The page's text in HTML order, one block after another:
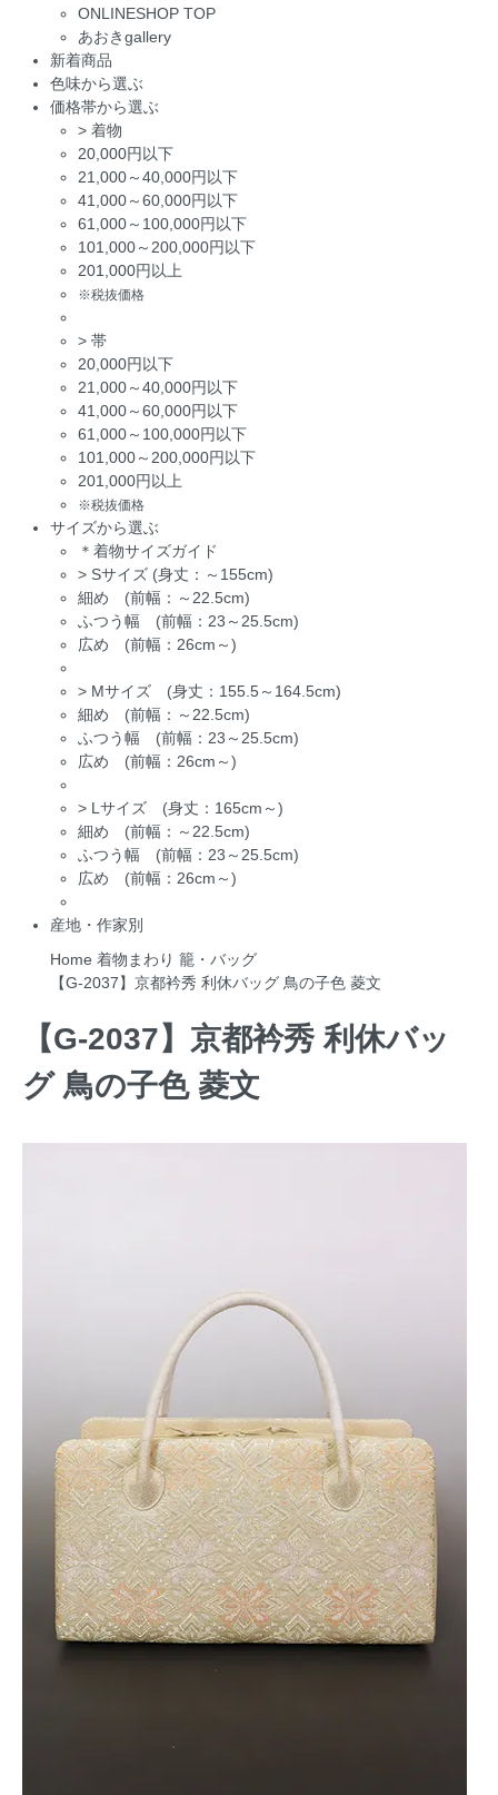
ONLINESHOP TOP
あおきgallery
新着商品
色味から選ぶ
価格帯から選ぶ
> 着物
20,000円以下
21,000～40,000円以下
41,000～60,000円以下
61,000～100,000円以下
101,000～200,000円以下
201,000円以上
※税抜価格
> 帯
20,000円以下
21,000～40,000円以下
41,000～60,000円以下
61,000～100,000円以下
101,000～200,000円以下
201,000円以上
※税抜価格
サイズから選ぶ
＊着物サイズガイド
> Sサイズ (身丈：～155cm)
細め (前幅：～22.5cm)
ふつう幅 (前幅：23～25.5cm)
広め (前幅：26cm～)
> Mサイズ (身丈：155.5～164.5cm)
細め (前幅：～22.5cm)
ふつう幅 (前幅：23～25.5cm)
広め (前幅：26cm～)
> Lサイズ (身丈：165cm～)
細め (前幅：～22.5cm)
ふつう幅 (前幅：23～25.5cm)
広め (前幅：26cm～)
産地・作家別
Home 着物まわり 籠・バッグ
【G-2037】京都衿秀 利休バッグ 鳥の子色 菱文
【G-2037】京都衿秀 利休バッ
グ 鳥の子色 菱文